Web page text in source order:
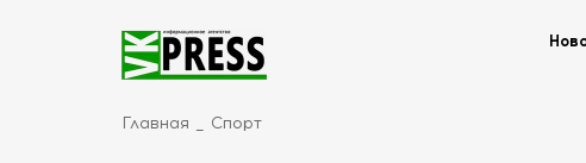
Главная Спорт